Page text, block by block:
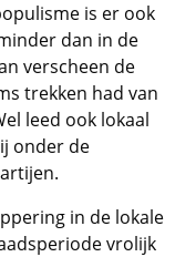
is er ook
dan in de
verscheen de
trekken had van
leed ook lokaal
onder de
in de lokale
vrolijk